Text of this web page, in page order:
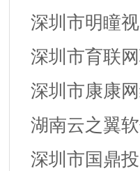
深圳市明瞳
深圳市育联
深圳市康康
湖南云之翼
深圳市国鼎